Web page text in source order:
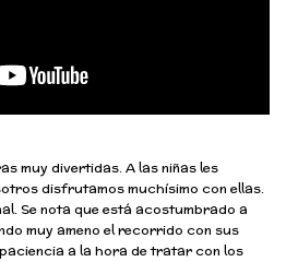
muy divertidas. A las niñas les
disfrutamos muchísimo con ellas.
Se nota que está acostumbrado a
muy ameno el recorrido con sus
a la hora de tratar con los